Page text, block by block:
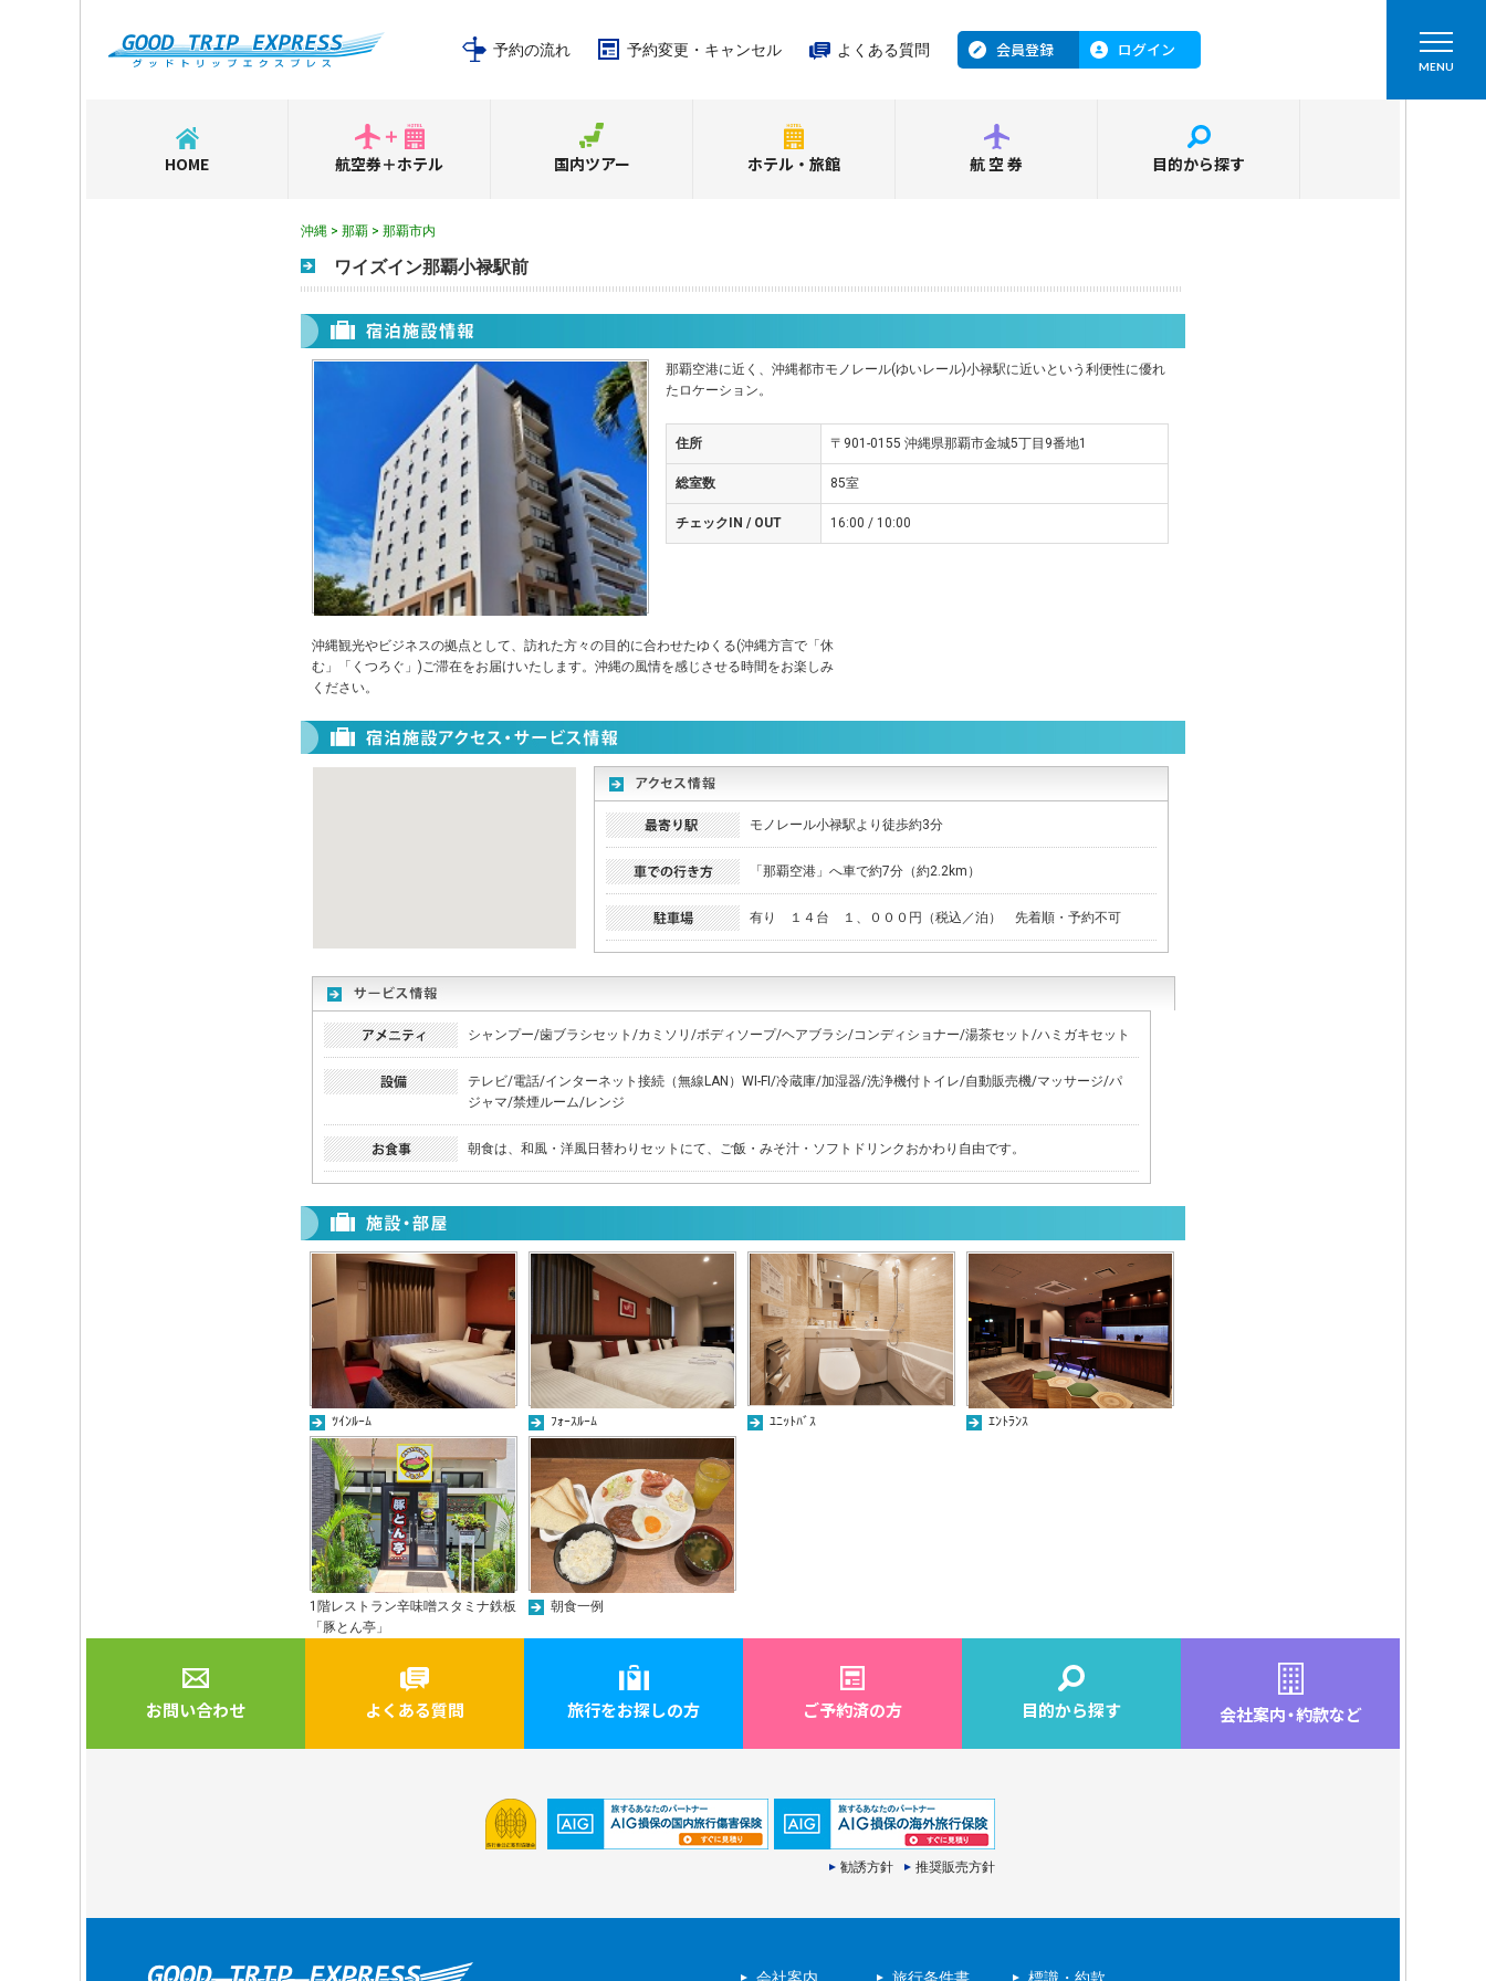
予約の流れ 予約変更・キャンセル よくある質問 会員登録 ログイン
MENU
HOME 航空券＋ホテル 国内ツアー ホテル・旅館 航空券 目的から探す
沖縄 > 那覇 > 那覇市内
ワイズイン那覇小禄駅前
那覇空港に近く、沖縄都市モノレール(ゆいレール)小禄駅に近いという利便性に優れ
たロケーション。
住所 〒901-0155 沖縄県那覇市金城5丁目9番地1
総室数 85室
チェックIN / OUT 16:00 / 10:00
沖縄観光やビジネスの拠点として、訪れた方々の目的に合わせたゆくる(沖縄方言で「休
む」「くつろぐ」)ご滞在をお届けいたします。沖縄の風情を感じさせる時間をお楽しみ
ください。
モノレール小禄駅より徒歩約3分
「那覇空港」へ車で約7分（約2.2km）
有り １４台 １、０００円（税込／泊） 先着順・予約不可
シャンプー/歯ブラシセット/カミソリ/ボディソープ/ヘアブラシ/コンディショナー/湯茶セット/ハミガキセット
テレビ/電話/インターネット接続（無線LAN）WI-FI/冷蔵庫/加湿器/洗浄機付トイレ/自動販売機/マッサージ/パ
ジャマ/禁煙ルーム/レンジ
朝食は、和風・洋風日替わりセットにて、ご飯・みそ汁・ソフトドリンクおかわり自由です。
ﾂｲﾝﾙｰﾑ ﾌｫｰｽﾙｰﾑ ﾕﾆｯﾄﾊﾞｽ ｴﾝﾄﾗﾝｽ
1階レストラン辛味噌スタミナ鉄板
「豚とん亭」
朝食一例
お問い合わせ よくある質問 旅行をお探しの方 ご予約済の方 目的から探す 会社案内・約款など
勧誘方針 推奨販売方針